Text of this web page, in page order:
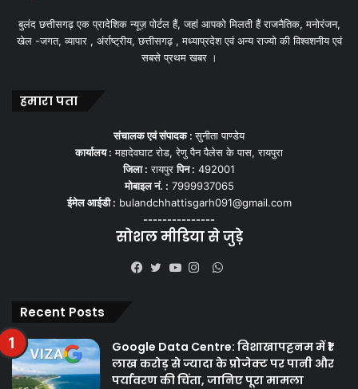
बुलंद छत्तीसगढ़ एक प्रादेशिक न्यूज़ पोर्टल हैं, जहां आपको मिलती हैं राजनैतिक, मनोरंजन,
खेल -जगत, व्यापार , अंर्राष्ट्रीय, छत्तीसगढ़ , मध्याप्रदेश एवं अन्य राज्यो की विश्वशनीय एवं
सबसे प्रथम खबर ।
हमारा पता
संचालक एवं संपादक :सुनीता पाण्डेय
कार्यालय : महादेवघाट रोड, रेणु पैन पैलेस के पास, रायपुरा
जिला : रायपुरपिन : 492001
मोबाइल नं. : 7999937065
ईमेल आईडी : bulandchhattisgarh091@gmail.com
---------------
सोशल मीडिया से जुड़े
WhatsApp
Recent Posts
Google Data Centre: विशाखापट्टनम में ₹1
लाख करोड़ से ज्यादा के प्रोजेक्ट पर पानी और
पर्यावरण की चिंता, जानिए पूरा मामला